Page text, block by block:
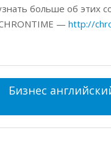
больше об этих
— http://
Бизнес